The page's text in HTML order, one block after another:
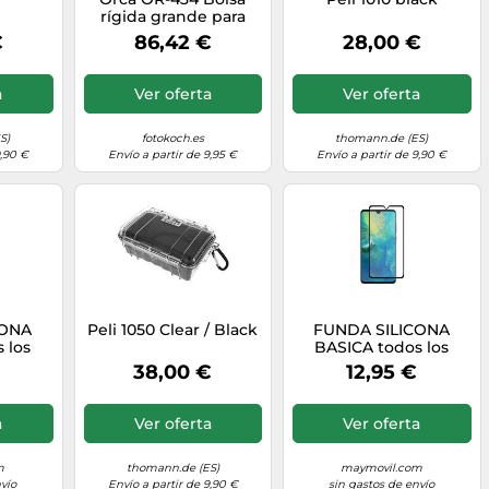
€
rígida grande para
Boompole
86,42 €
Ver oferta
fotokoch.es
Envío a partir de 9,95 €
28,00 €
Ver oferta
thomann.de (ES)
Envío a partir de 9,90 €
los
Peli 1050 Clear / Black
38,00 €
Ver oferta
thomann.de (ES)
Envío a partir de 9,90 €
FUNDA SILICONA
BASICA todos los
modelos consultar
disponibilidad
12,95 €
Ver oferta
maymovil.com
sin gastos de envío